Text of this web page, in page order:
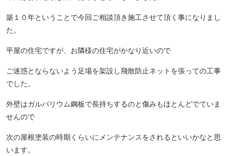
築１０年ということで今回ご相談頂き施工させて頂く事になりまし
た。
平屋の住宅ですが、お隣様の住宅がかなり近いので
ご迷惑とならないよう足場を架設し飛散防止ネットを張っての工事
でした。
外壁はガルバリウム鋼板で長持ちするのと傷みもほとんどでていま
せんので
次の屋根塗装の時期くらいにメンテナンスをされるといいかなと思
います。